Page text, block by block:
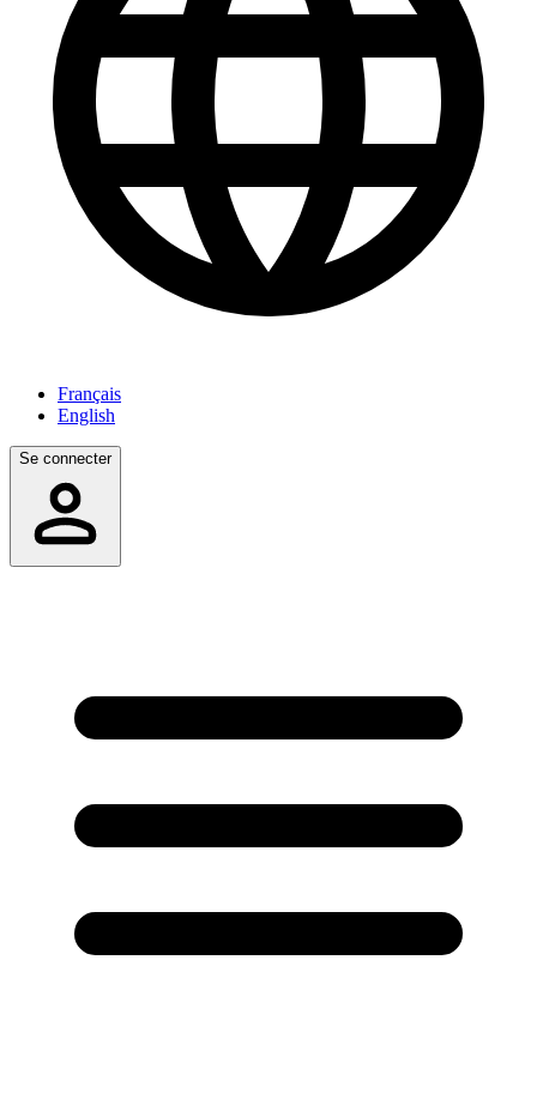
Français
English
Se connecter